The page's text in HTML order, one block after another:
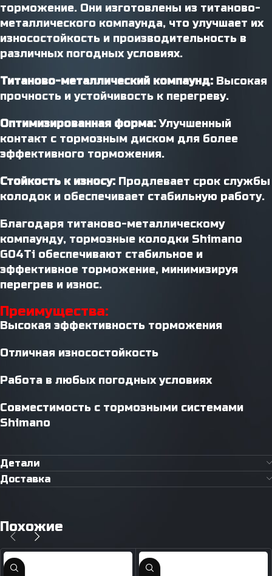
торможение. Они изготовлены из титаново-
металлического компаунда, что улучшает их
износостойкость и производительность в
различных погодных условиях.
Титаново-металлический компаунд: Высокая
прочность и устойчивость к перегреву.
Оптимизированная форма:Улучшенный
контакт с тормозным диском для более
эффективного торможения.
Стойкость к износу: Продлевает срок службы
колодок и обеспечивает стабильную работу.
Благодаря титаново-металлическому
компаунду, тормозные колодки Shimano
G04Ti обеспечивают стабильное и
эффективное торможение, минимизируя
перегрев и износ.
Преимущества:
Высокая эффективность торможения
Отличная износостойкость
Работа в любых погодных условиях
Совместимость с тормозными системами
Shimano
Детали
Доставка
Похожие